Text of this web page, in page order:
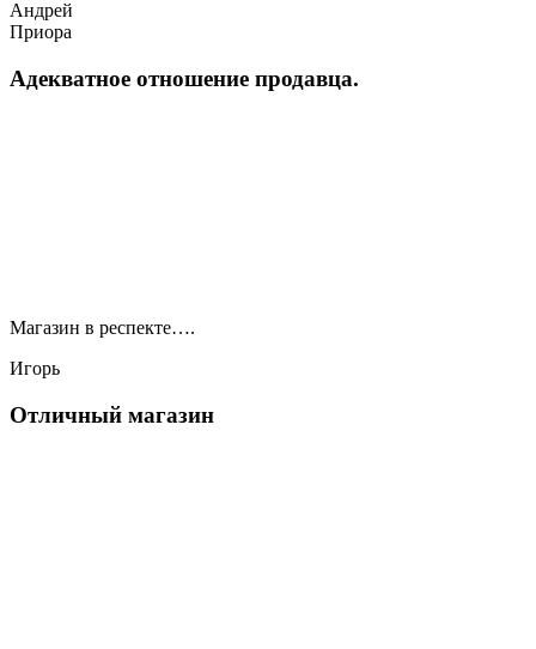
Андрей
Приора
Адекватное отношение продавца.
Магазин в респекте….
Игорь
Отличный магазин